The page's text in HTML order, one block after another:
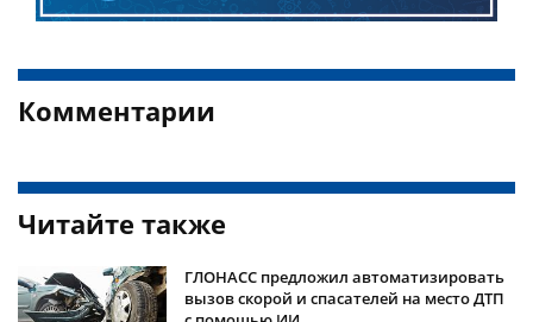
Комментарии
Читайте также
ГЛОНАСС предложил автоматизировать
вызов скорой и спасателей на место ДТП